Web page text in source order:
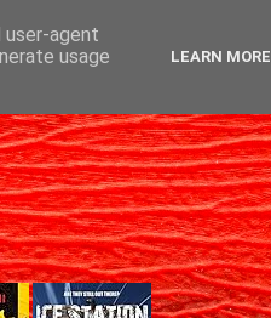
user-agent
usage
LEARN MORE